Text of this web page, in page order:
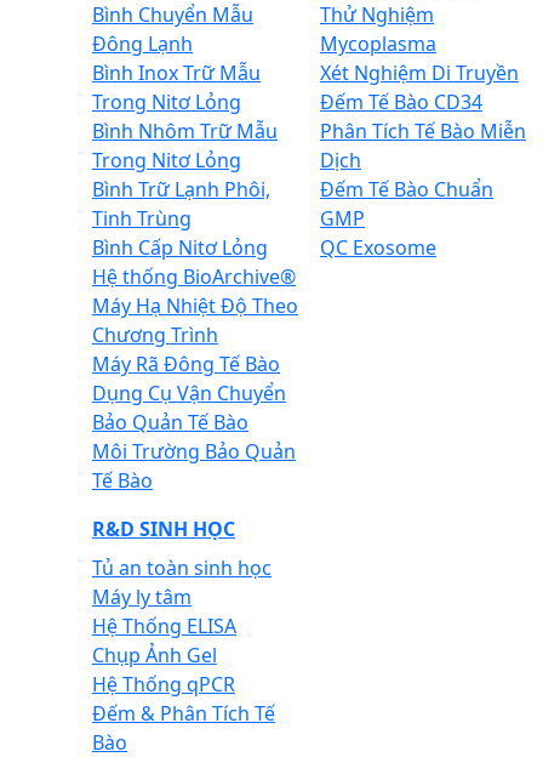
Bình Chuyển Mẫu
Đông Lạnh
Bình Inox Trữ Mẫu
Trong Nitơ Lỏng
Bình Nhôm Trữ Mẫu
Trong Nitơ Lỏng
Bình Trữ Lạnh Phôi,
Tinh Trùng
Bình Cấp Nitơ Lỏng
Hệ thống BioArchive®
Máy Hạ Nhiệt Độ Theo
Chương Trình
Máy Rã Đông Tế Bào
Dụng Cụ Vận Chuyển
Bảo Quản Tế Bào
Môi Trường Bảo Quản
Tế Bào
Thử Nghiệm
Mycoplasma
Xét Nghiệm Di Truyền
Đếm Tế Bào CD34
Phân Tích Tế Bào Miễn
Dịch
Đếm Tế Bào Chuẩn
GMP
QC Exosome
R&D SINH HỌC
Tủ an toàn sinh học
Máy ly tâm
Hệ Thống ELISA
Chụp Ảnh Gel
Hệ Thống qPCR
Đếm & Phân Tích Tế
Bào